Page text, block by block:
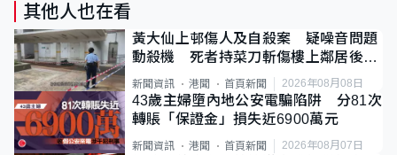
其他人也在看
黃大仙上邨傷人及自殺案 疑噪音問題
動殺機 死者持菜刀斬傷樓上鄰居後墮
斃
新聞資訊 港聞 首頁新聞 2026年08月08日
43歲主婦墮內地公安電騙陷阱 分81次
轉賬「保證金」損失近6900萬元
新聞資訊 港聞 首頁新聞 2026年08月07日